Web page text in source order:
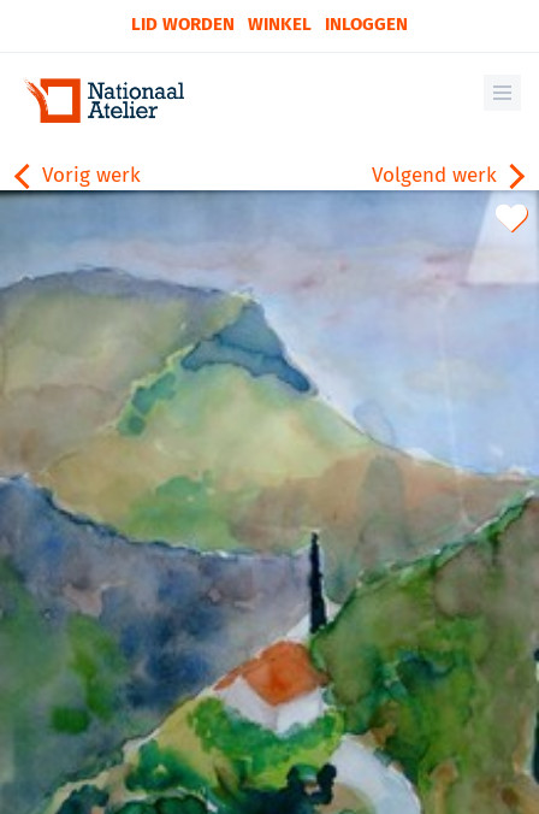
LID WORDEN WINKEL INLOGGEN
Volgend werk
Vorig werk